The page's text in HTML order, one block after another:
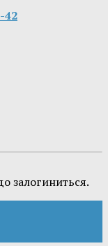
залогиниться.